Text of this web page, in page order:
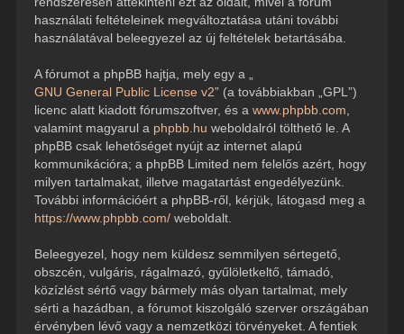
használati feltételeinek megváltoztatása utáni további
használatával beleegyezel az új feltételek betartásába.
A fórumot a phpBB hajtja, mely egy a „
GNU General Public License v2” (a továbbiakban „GPL”)
licenc alatt kiadott fórumszoftver, és a www.phpbb.com
valamint magyarul a phpbb.hu weboldalról tölthető le. A
phpBB csak lehetőséget nyújt az internet alapú
kommunikációra; a phpBB Limited nem felelős azért, hogy
milyen tartalmakat, illetve magatartást engedélyezünk.
További információért a phpBB-ről, kérjük, látogasd meg a
https://www.phpbb.com/weboldalt.
Beleegyezel, hogy nem küldesz semmilyen sértegető,
obszcén, vulgáris, rágalmazó, gyűlöletkeltő, támadó,
közízlést sértő vagy bármely más olyan tartalmat, mely
sérti a hazádban, a fórumot kiszolgáló szerver országában
érvényben lévő vagy a nemzetközi törvényeket. A fentiek